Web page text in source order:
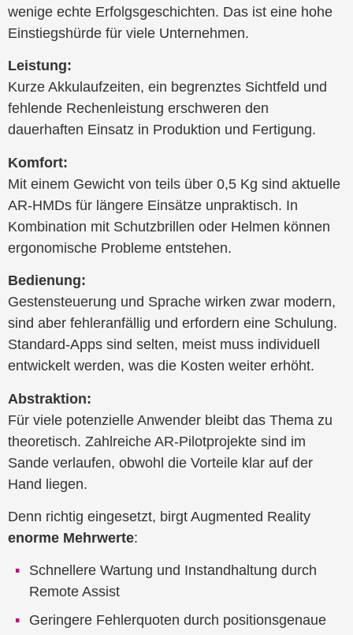
wenige echte Erfolgsgeschichten. Das ist eine hohe
Einstiegshürde für viele Unternehmen.
Leistung:
Kurze Akkulaufzeiten, ein begrenztes Sichtfeld und
fehlende Rechenleistung erschweren den
dauerhaften Einsatz in Produktion und Fertigung.
Komfort:
Mit einem Gewicht von teils über 0,5 Kg sind aktuelle
AR-HMDs für längere Einsätze unpraktisch. In
Kombination mit Schutzbrillen oder Helmen können
ergonomische Probleme entstehen.
Bedienung:
Gestensteuerung und Sprache wirken zwar modern,
sind aber fehleranfällig und erfordern eine Schulung.
Standard-Apps sind selten, meist muss individuell
entwickelt werden, was die Kosten weiter erhöht.
Abstraktion:
Für viele potenzielle Anwender bleibt das Thema zu
theoretisch. Zahlreiche AR-Pilotprojekte sind im
Sande verlaufen, obwohl die Vorteile klar auf der
Hand liegen.
Denn richtig eingesetzt, birgt Augmented Reality
enorme Mehrwerte:
Schnellere Wartung und Instandhaltung durch
Remote Assist
Geringere Fehlerquoten durch positionsgenaue